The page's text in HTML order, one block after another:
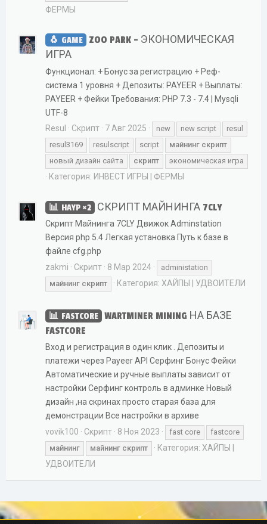
ФЕРМЫ
GAME
ZOO PARK - ЭКОНОМИЧЕСКАЯ
ИГРА
Функционал: + Бонус за регистрацию + Реф-
система 1 уровня + Депозиты: PAYEER + Выплаты:
PAYEER + Фейки Требования: PHP 7.3 - 7.4 | Mysqli
UTF-8
Resul
Скрипт 7 Авг 2025 new new script
resul
resul3169
resulscript script майнинг скрипт
новый дизайн сайта
скрипт экономическая игра
Категория: ИНВЕСТ ИГРЫ | ФЕРМЫ
HAYP ×2 СКРИПТ МАЙНИНГА 7CLY
Скрипт Майнинга 7CLY Движок Adminstation
Версия php 5.4 Легкая установка Путь к базе в
файле cfg.php
zakmi
Скрипт 8 Мар 2024
administation
майнинг скрипт Категория: ХАЙПЫ | УДВОИТЕЛИ
FASTCORE WARTMINER MINING НА БАЗЕ
FASTCORE
Вход и регистрация в один клик . Депозиты и
платежи через Payeer API Серфинг Бонус Фейки
Автоматические и ручные выплаты зависит от
настройки Серфинг контроль в админке Новый
дизайн ,на скринах просто старая база для
демонстрации Все настройки в архиве
vovik100
Скрипт 8 Ноя 2023 fast core
fastcore
майнинг
майнинг скрипт Категория: ХАЙПЫ |
УДВОИТЕЛИ